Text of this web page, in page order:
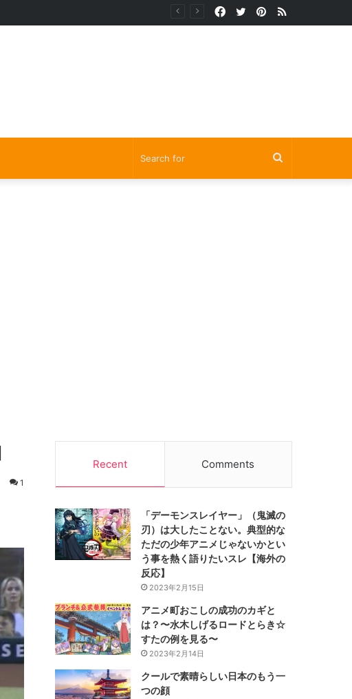
RSS
Pinterest
Twitter
Facebook
1
Recent Comments
「デーモンスレイヤー」（鬼滅の
刃）は大したことない。典型的な
ただの少年アニメじゃないかとい
う事を熱く語りたいスレ【海外の
反応】
2023年2月15日
アニメ町おこしの成功のカギと
は？〜水木しげるロードとらき☆
すたの例を見る〜
2023年2月14日
クールで素晴らしい日本のもう一
つの顔